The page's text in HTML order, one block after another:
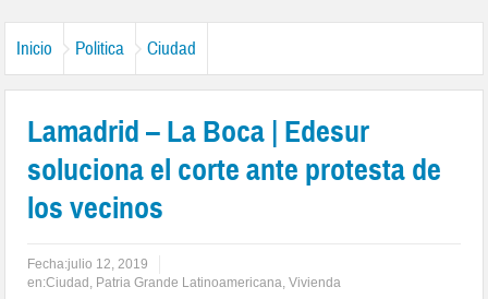
Inicio Politica Ciudad
Lamadrid – La Boca | Edesur
soluciona el corte ante protesta de
los vecinos
Fecha:julio 12, 2019
en:Ciudad , Patria Grande Latinoamericana,Vivienda